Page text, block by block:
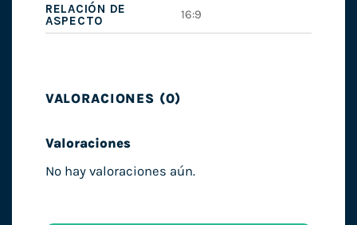
RELACIÓN DE
ASPECTO
16:9
VALORACIONES (0)
Valoraciones
No hay valoraciones aún.